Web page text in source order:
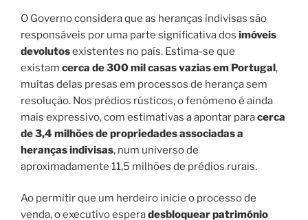
O Governo considera que as heranças indivisas são
responsáveis por uma parte significativa dos imóveis
devolutosexistentes no país. Estima-se que
existam cerca de 300 mil casas vazias em Portugal,
muitas delas presas em processos de herança sem
resolução. Nos prédios rústicos, o fenómeno é ainda
mais expressivo, com estimativas a apontar paracerca
de 3,4 milhões de propriedades associadas a
heranças indivisas, num universo de
aproximadamente 11,5 milhões de prédios rurais.
Ao permitir que um herdeiro inicie o processo de
venda, o executivo esperadesbloquear património